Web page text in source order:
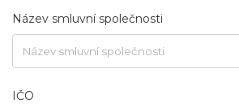
Název smluvní společnosti
IČO